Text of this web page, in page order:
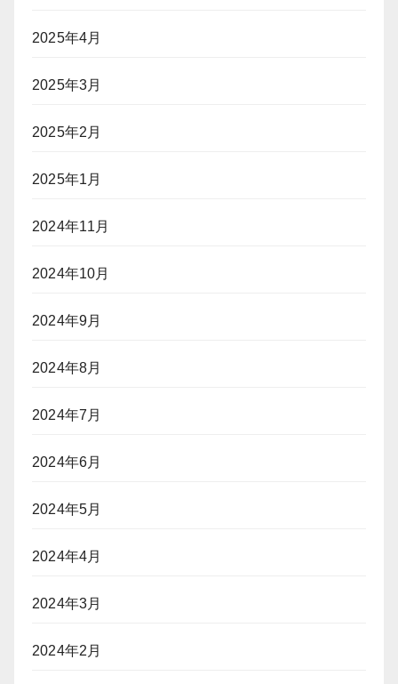
2025年4月
2025年3月
2025年2月
2025年1月
2024年11月
2024年10月
2024年9月
2024年8月
2024年7月
2024年6月
2024年5月
2024年4月
2024年3月
2024年2月